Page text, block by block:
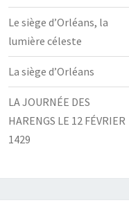
Le siège d’Orléans, la
lumière céleste
La siège d’Orléans
LA JOURNÉE DES
HARENGS LE 12 FÉVRIER
1429